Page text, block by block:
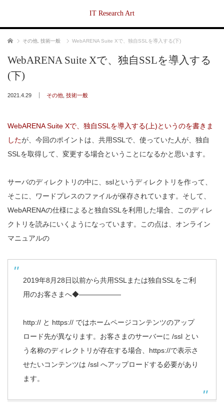
IT Research Art
ホーム その他 技術一般 WebARENA Suite Xで、独自SSLを導入する(下)
WebARENA Suite Xで、独自SSLを導入する
(下)
2021.4.29 その他 技術一般
WebARENA Suite Xで、独自SSLを導入する(上)というのを書きま
したが、今回のポイントは、共用SSLで、使っていた人が、独自
SSLを取得して、変更する場合ということになるかと思います。
サーバのディレクトリの中に、sslというディレクトリを作って、
そこに、ワードプレスのファイルが保存されています。そして、
WebARENAの仕様によると独自SSLを利用した場合、このディレ
クトリを読みにいくようになっています。この点は、オンライン
マニュアルの
2019年8月28日以前から共用SSLまたは独自SSLをご利
用のお客さまへ◆――――――
http:// と https:// ではホームページコンテンツのアップ
ロード先が異なります。お客さまのサーバーに /ssl とい
う名称のディレクトリが存在する場合、https://で表示さ
せたいコンテンツは /ssl へアップロードする必要があり
ます。